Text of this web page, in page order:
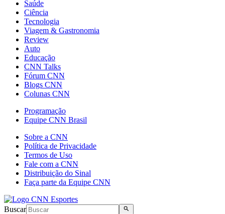
Saúde
Ciência
Tecnologia
Viagem & Gastronomia
Review
Auto
Educação
CNN Talks
Fórum CNN
Blogs CNN
Colunas CNN
Programação
Equipe CNN Brasil
Sobre a CNN
Política de Privacidade
Termos de Uso
Fale com a CNN
Distribuição do Sinal
Faça parte da Equipe CNN
Buscar